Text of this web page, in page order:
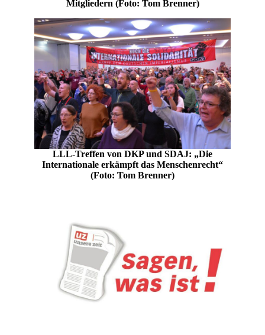
Mitgliedern (Foto: Tom Brenner)
LLL-Treffen von DKP und SDAJ: „Die
Internationale erkämpft das Menschenrecht“
(Foto: Tom Brenner)